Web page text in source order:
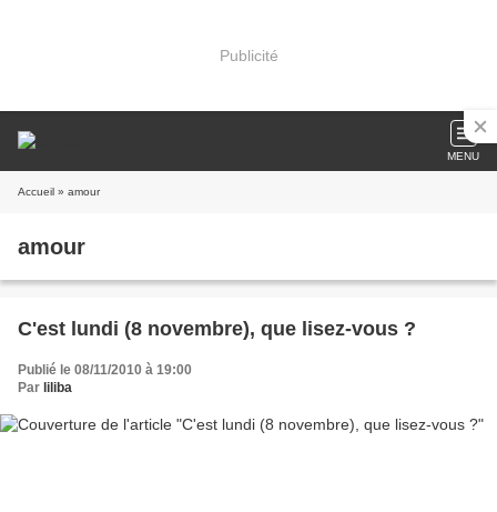
Publicité
MENU
Accueil » amour
amour
C'est lundi (8 novembre), que lisez-vous ?
Publié le 08/11/2010 à 19:00
Par liliba